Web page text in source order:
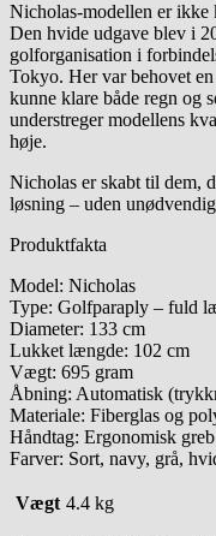
Nicholas-modellen er ikke
Den hvide udgave blev i
golforganisation i
Tokyo. Her var behovet
kunne klare både regn og
understreger modellens
høje.
Nicholas er skabt til dem,
løsning – uden
Produktfakta
Model: Nicholas
Type: Golfparaply – fuld
Diameter: 133 cm
Lukket længde: 102 cm
Vægt: 695 gram
Åbning: Automatisk
Materiale: Fiberglas og
Håndtag: Ergonomisk greb
Farver: Sort, navy, grå,
Vægt 4.4 kg